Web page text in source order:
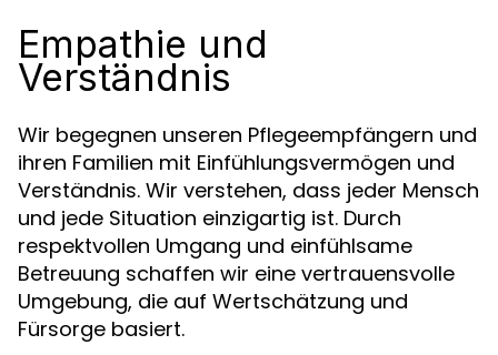
Empathie und
Verständnis
Wir begegnen unseren Pflegeempfängern und
ihren Familien mit Einfühlungsvermögen und
Verständnis. Wir verstehen, dass jeder Mensch
und jede Situation einzigartig ist. Durch
respektvollen Umgang und einfühlsame
Betreuung schaffen wir eine vertrauensvolle
Umgebung, die auf Wertschätzung und
Fürsorge basiert.